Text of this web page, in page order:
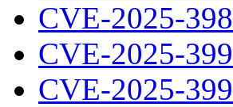
CVE-2025-
CVE-2025-
CVE-2025-